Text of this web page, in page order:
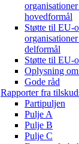
hovedformål
Støtte til EU-
delformål
Støtte til EU-
Oplysning
Gode råd
Rapporter fra
Partipuljen
Pulje A
Pulje B
Pulje C